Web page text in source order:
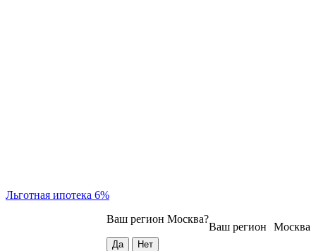
Льготная ипотека 6%
Москва
Ваш регион
Ваш регион Москва?